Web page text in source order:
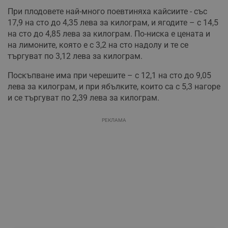
При плодовете най-много поевтиняха кайсиите - със
17,9 на сто до 4,35 лева за килограм, и ягодите – с 14,5
на сто до 4,85 лева за килограм. По-ниска е цената и
на лимоните, която е с 3,2 на сто надолу и те се
търгуват по 3,12 лева за килограм.
Поскъпване има при черешите – с 12,1 на сто до 9,05
лева за килограм, и при ябълките, които са с 5,3 нагоре
и се търгуват по 2,39 лева за килограм.
РЕКЛАМА